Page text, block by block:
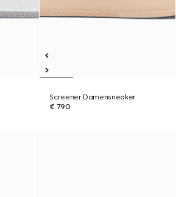
Screener Damensneaker
€ 790